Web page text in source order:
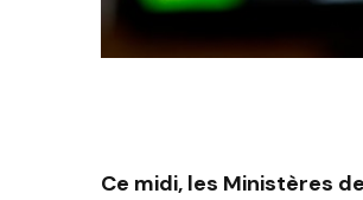
Ce midi, les Ministères